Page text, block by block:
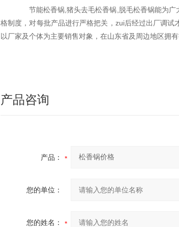
节能松香锅,猪头去毛松香锅,脱毛松香锅能为广
格制度，对每批产品进行严格把关，zui后经过出厂调
以厂家及个体为主要销售对象，在山东省及周边地区拥有
产品咨询
产品：
您的单位：
您的姓名：